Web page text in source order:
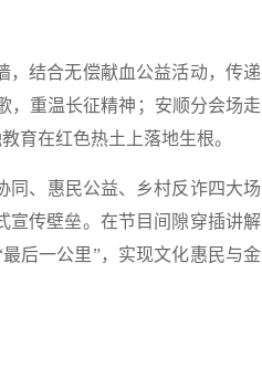
，结合无偿献血公益活动，传递
，重温长征精神；安顺分会场走
育在红色热土上落地生根。
同、惠民公益、乡村反诈四大场
宣传壁垒。在节目间隙穿插讲解
后一公里”，实现文化惠民与金